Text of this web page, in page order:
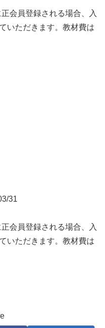
会員登録される場合、入
いただきます。教材費は
31
会員登録される場合、入
いただきます。教材費は